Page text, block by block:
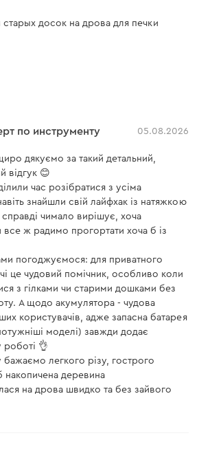
АКБ и ЗУ)"
к "Зарядное устройство Dnipro-M
досок на дрова для печки
по инструменту 05.08.2026
дякуємо за такий детальний,
відгук 😊
час розібратися з усіма
знайшли свій лайфхак із натяжкою
чимало вирішує, хоча
все ж радимо прогортати хоча б із
погоджуємося: для приватного
це чудовий помічник, особливо коли
з гілками чи старими дошками без
А щодо акумулятора - чудова
користувачів, адже запасна батарея
моделі) завжди додає
роботі 👌
бажаємо легкого різу, гострого
накопичена деревина
на дрова швидко та без зайвого